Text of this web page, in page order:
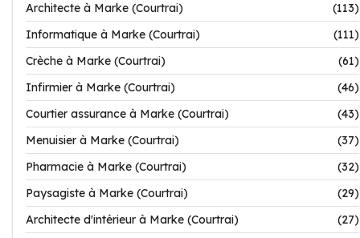
Architecte à Marke (Courtrai)
(113)
Informatique à Marke (Courtrai)
(111)
Crèche à Marke (Courtrai)
(61)
Infirmier à Marke (Courtrai)
(46)
Courtier assurance à Marke (Courtrai)
(43)
Menuisier à Marke (Courtrai)
(37)
Pharmacie à Marke (Courtrai)
(32)
Paysagiste à Marke (Courtrai)
(29)
Architecte d'intérieur à Marke (Courtrai)
(27)